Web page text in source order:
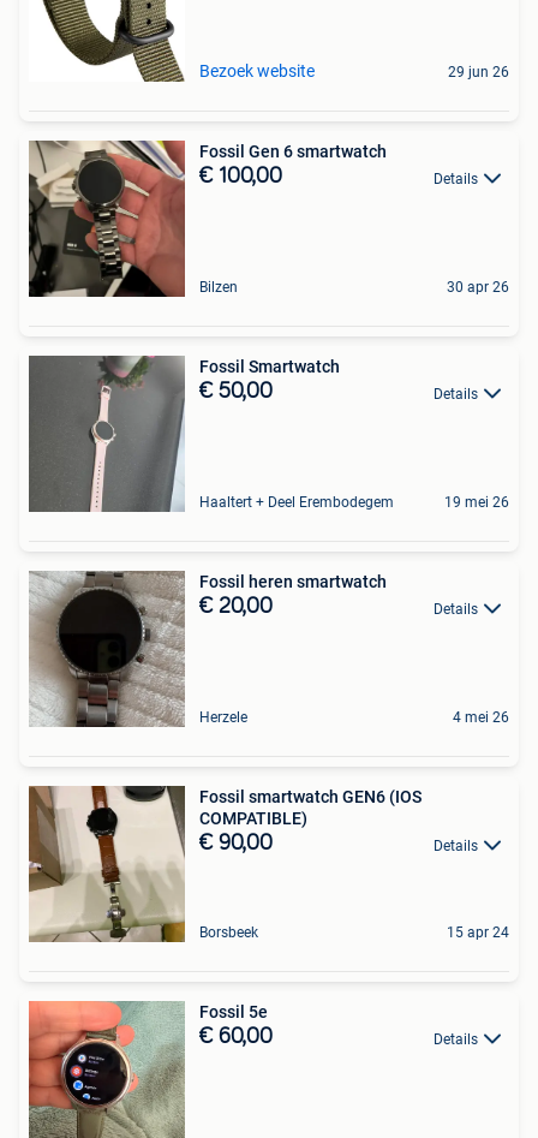
Bezoek website 29 jun 26
Fossil Gen 6 smartwatch
€ 100,00 Details
Bilzen 30 apr 26
Fossil Smartwatch
€ 50,00 Details
Haaltert + Deel Erembodegem 19 mei 26
Fossil heren smartwatch
€ 20,00 Details
Herzele 4 mei 26
Fossil smartwatch GEN6 (IOS
COMPATIBLE)
€ 90,00 Details
Borsbeek 15 apr 24
Fossil 5e
€ 60,00 Details